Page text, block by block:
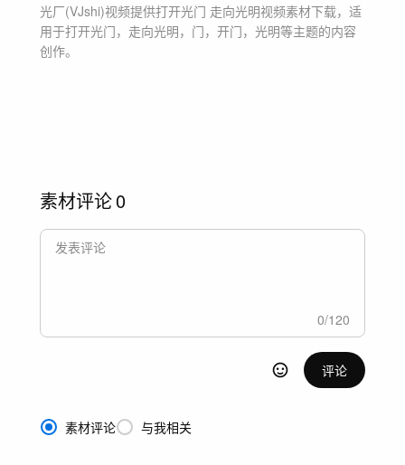
光厂(VJshi)视频提供打开光门 走向光明视频素材下载，适
用于打开光门，走向光明，门，开门，光明等主题的内容
创作。
素材评论0
0/120
评论
素材评论 与我相关